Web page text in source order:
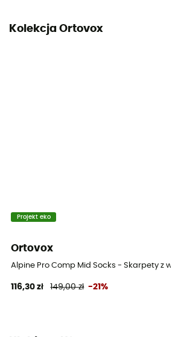
Kolekcja Ortovox
Projekt eko
Ortovox
Alpine Pro Comp Mid Socks - Skarpety z
116,30 zł 149,00 zł -21%